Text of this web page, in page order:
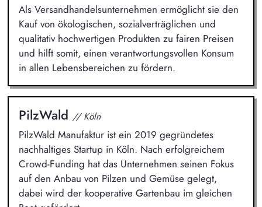
Als Versandhandelsunternehmen ermöglicht sie den
Kauf von ökologischen, sozialverträglichen und
qualitativ hochwertigen Produkten zu fairen Preisen
und hilft somit, einen verantwortungsvollen Konsum
in allen Lebensbereichen zu fördern.
PilzWald // Köln
PilzWald Manufaktur ist ein 2019 gegründetes
nachhaltiges Startup in Köln. Nach erfolgreichem
Crowd-Funding hat das Unternehmen seinen Fokus
auf den Anbau von Pilzen und Gemüse gelegt,
dabei wird der kooperative Gartenbau im gleichen